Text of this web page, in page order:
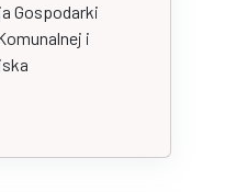
Gospodarki
i